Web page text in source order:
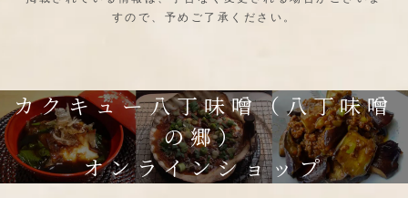
すので、予めご了承ください。
カクキュー八丁味噌（八丁味噌
の郷）
オンラインショップ